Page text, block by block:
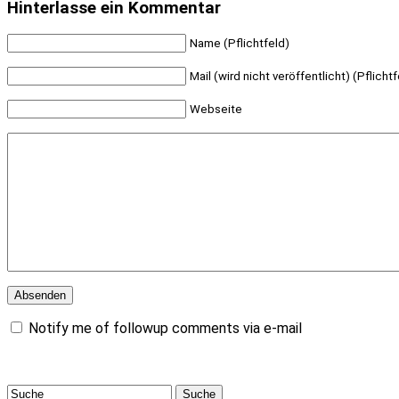
Hinterlasse ein Kommentar
Name (Pflichtfeld)
Mail (wird nicht veröffentlicht)
Webseite
Notify me of followup comments via e-mail